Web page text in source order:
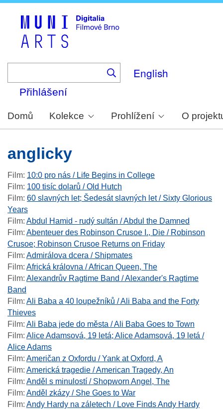
English
Přihlášení
Domů Kolekce Prohlížení O
anglicky
Film: 10:0 pro nás / Life Begins in College
Film: 100 tisíc dolarů / Old Hutch
Film: 60 slavných let; Šedesát slavných let / Sixty Glorious
Years
Film: Abdul Hamid - rudý sultán / Abdul the Damned
Film: Abenteuer des Robinson Crusoe I., Die / Robinson
Crusoe; Robinson Crusoe Returns on Friday
Film: Admirálova dcera / Shipmates
Film: Africká královna / African Queen, The
Film: Alexandrův Ragtime Band / Alexander's Ragtime
Band
Film: Ali Baba a 40 loupežníků / Ali Baba and the Forty
Thieves
Film: Ali Baba jede do města / Ali Baba Goes to Town
Film: Alice Adamsová, 19 letá; Alice Adamsová, 19 letá /
Alice Adams
Film: Američan z Oxfordu / Yank at Oxford, A
Film: Americká tragedie / American Tragedy, An
Film: Anděl s minulostí / Shopworn Angel, The
Film: Anděl zkázy / She Goes to War
Film: Andy Hardy na záletech / Love Finds Andy Hardy